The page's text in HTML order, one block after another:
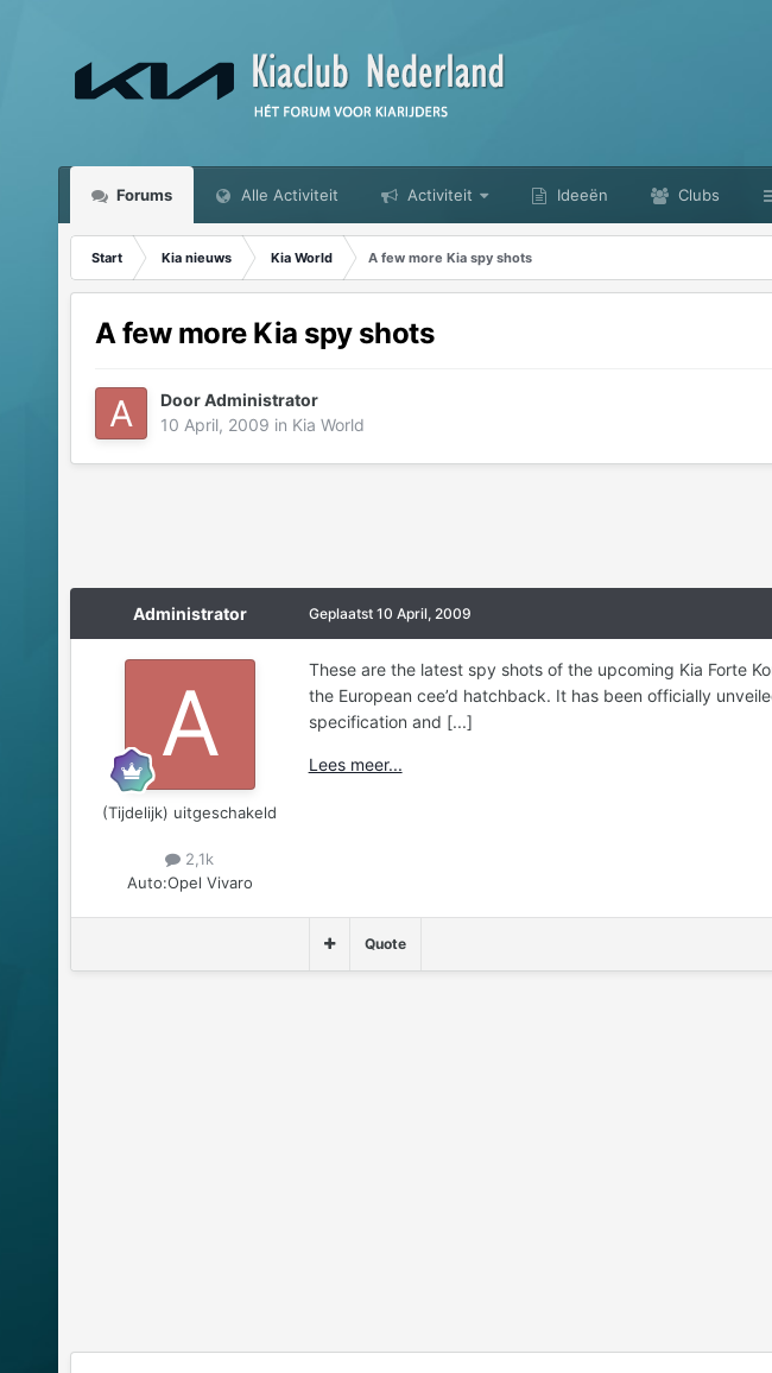
Forums Alle Activiteit Activiteit Ideeën Clubs
Start Kia nieuws Kia World A few more Kia spy shots
A few more Kia spy shots
DoorAdministrator
10 April, 2009 in Kia World
Administrator
(Tijdelijk) uitgeschakeld
2,1k
Auto:Opel Vivaro
Geplaatst 10 April, 2009
These are the latest spy shots of the upcoming Kia Forte
the European cee’d hatchback. It has been officially
specification and [...]
Lees meer...
Quote